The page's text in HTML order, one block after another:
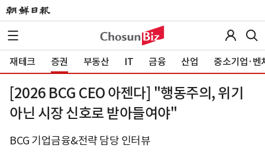
재테크 증권 부동산 IT 금융 산업 중소기업·벤
[2026 BCG CEO 아젠다] "행동주의, 위기
아닌 시장 신호로 받아들여야"
BCG 기업금융&전략 담당 인터뷰